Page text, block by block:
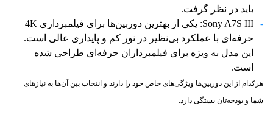
باید در نظر گرفت.
Sony A7S III: یکی از بهترین دوربین‌ها برای فیلمبرداری 4K
حرفه‌ای با عملکرد بی‌نظیر در نور کم و پایداری عالی است.
این مدل به ویژه برای فیلمبرداران حرفه‌ای طراحی شده
است.
هرکدام از این دوربین‌ها ویژگی‌های خاص خود را دارند و انتخاب بین آن‌ها به نیازهای
شما و بودجه‌تان بستگی دارد.